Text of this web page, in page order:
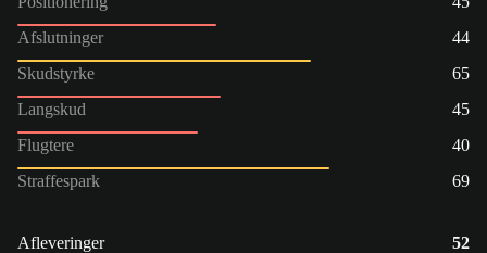
Afslutninger
44
Skudstyrke
65
Langskud
45
Flugtere
40
Straffespark
69
Afleveringer
52